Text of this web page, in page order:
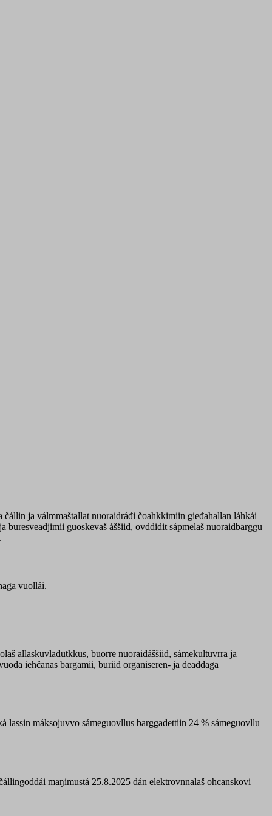
ja válmmaštallat nuoraidráđi čoahkkimiin gieđahallan láhkái
buresveadjimii guoskevaš áššiid, ovddidit sápmelaš nuoraidbarggu
vuollái.
allaskuvladutkkus, buorre nuoraidáššiid, sámekultuvrra ja
iehčanas bargamii, buriid organiseren- ja deaddaga
lassin máksojuvvo sámeguovllus barggadettiin 24 % sámeguovllu
maŋimustá 25.8.2025 dán elektrovnnalaš ohcanskovi